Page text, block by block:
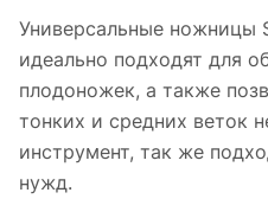
Универсальные ножницы
идеально подходят для
плодоножек, а также
тонких и средних веток
инструмент, так же
нужд.